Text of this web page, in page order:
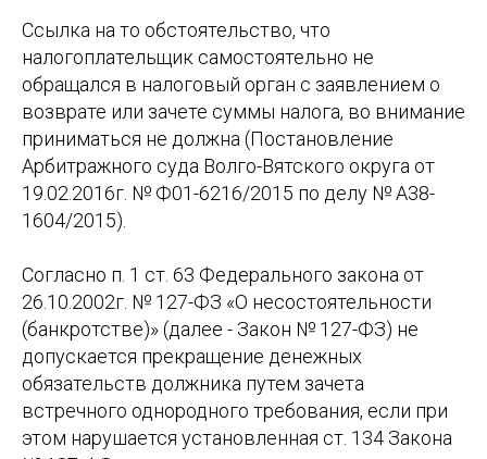
Ссылка на то обстоятельство, что
налогоплательщик самостоятельно не
обращался в налоговый орган с заявлением о
возврате или зачете суммы налога, во внимание
приниматься не должна (Постановление
Арбитражного суда Волго-Вятского округа от
19.02.2016г. № Ф01-6216/2015 по делу № А38-
1604/2015).
Согласно п. 1 ст. 63 Федерального закона от
26.10.2002г. № 127-ФЗ «О несостоятельности
(банкротстве)» (далее - Закон № 127-ФЗ) не
допускается прекращение денежных
обязательств должника путем зачета
встречного однородного требования, если при
этом нарушается установленная ст. 134 Закона